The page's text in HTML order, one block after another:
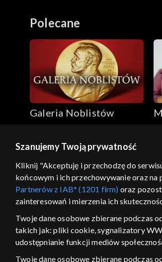
Polecane
Galeria Noblistów
Kraj, z którego
w związku z
regulamin serwisu cennik
Szanujemy Twoją prywatność
Kliknij "Akceptuję i przechodzę do
końcowym i ich przechowywanie oraz na
Partnerów z IAB* (1201 firm) oraz
zainteresowań i mierzenia ich
Twoje dane osobowe zbierane podczas
takich jak: pliki cookie, sygnalizatory
udostępnianie funkcji mediów
Twoje dane osobowe zbierane podczas